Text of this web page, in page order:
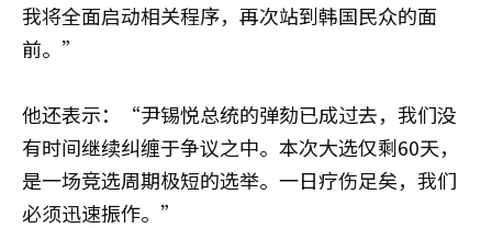
我将全面启动相关程序，再次站到韩国民众的面
前。”
他还表示：“尹锡悦总统的弹劾已成过去，我们没
有时间继续纠缠于争议之中。本次大选仅剩60天，
是一场竞选周期极短的选举。一日疗伤足矣，我们
必须迅速振作。”